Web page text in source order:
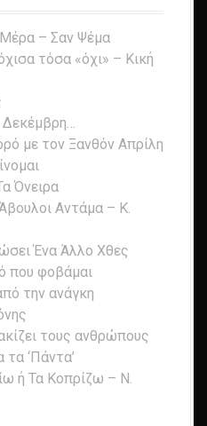
– Σαν Ψέμα
τόσα «όχι» – Κική
με τον Ξανθόν Απρίλη
Όνειρα
Αντάμα – Κ.
Ένα Άλλο Χθες
που φοβάμαι
την ανάγκη
τους ανθρώπους
τα ‘Πάντα’
ή Τα Κοπρίζω – Ν.